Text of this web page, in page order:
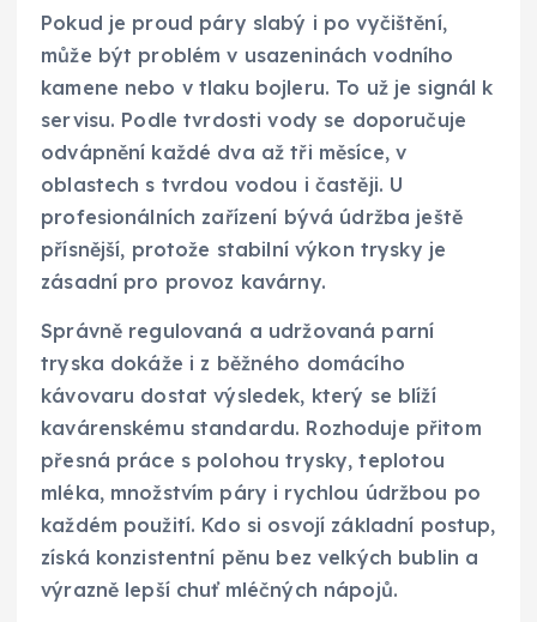
Pokud je proud páry slabý i po vyčištění,
může být problém v usazeninách vodního
kamene nebo v tlaku bojleru. To už je signál k
servisu. Podle tvrdosti vody se doporučuje
odvápnění každé dva až tři měsíce, v
oblastech s tvrdou vodou i častěji. U
profesionálních zařízení bývá údržba ještě
přísnější, protože stabilní výkon trysky je
zásadní pro provoz kavárny.
Správně regulovaná a udržovaná parní
tryska dokáže i z běžného domácího
kávovaru dostat výsledek, který se blíží
kavárenskému standardu. Rozhoduje přitom
přesná práce s polohou trysky, teplotou
mléka, množstvím páry i rychlou údržbou po
každém použití. Kdo si osvojí základní postup,
získá konzistentní pěnu bez velkých bublin a
výrazně lepší chuť mléčných nápojů.